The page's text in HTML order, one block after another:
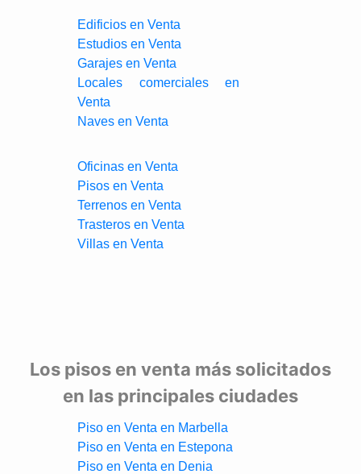
Edificios en Venta
Estudios en Venta
Garajes en Venta
Locales comerciales en
Venta
Naves en Venta
Oficinas en Venta
Pisos en Venta
Terrenos en Venta
Trasteros en Venta
Villas en Venta
Los pisos en venta más solicitados
en las principales ciudades
Piso en Venta en Marbella
Piso en Venta en Estepona
Piso en Venta en Denia